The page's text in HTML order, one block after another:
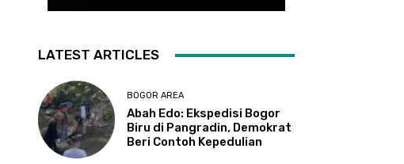
LATEST ARTICLES
BOGOR AREA
Abah Edo: Ekspedisi Bogor
Biru di Pangradin, Demokrat
Beri Contoh Kepedulian